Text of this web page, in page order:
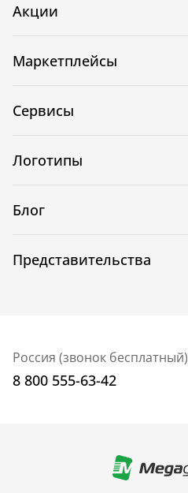
Акции
Маркетплейсы
Сервисы
Логотипы
Блог
Представительства
Россия (звонок бесплатный)
8 800 555-63-42
+7 (499) 705-30-10